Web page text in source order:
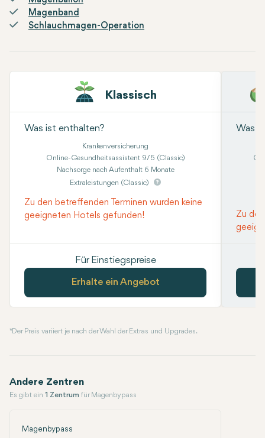
Magenband
Schlauchmagen-Operation
Klassisch
Was ist enthalten?
Krankenversicherung
Online-Gesundheitsassistent 9/5 (Classic)
Nachsorge nach Aufenthalt 6 Monate
Extraleistungen (Classic)
Zu den betreffenden Terminen wurden keine
geeigneten Hotels gefunden!
Für Einstiegspreise
Erhalte ein Angebot
Was
Zu
* Der Preis variiert je nach der Wahl der Extras und Upgrades.
Andere Zentren
Es gibt ein 1 Zentrum für Magenbypass
Magenbypass